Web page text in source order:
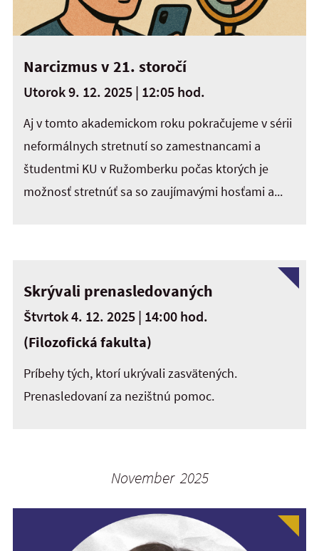
Narcizmus v 21. storočí
Utorok 9. 12. 2025 | 12:05 hod.
Aj v tomto akademickom roku pokračujeme v sérii
neformálnych stretnutí so zamestnancami a
študentmi KU v Ružomberku počas ktorých je
možnosť stretnúť sa so zaujímavými hosťami a...
Skrývali prenasledovaných
Štvrtok 4. 12. 2025 | 14:00 hod.
(Filozofická fakulta)
Príbehy tých, ktorí ukrývali zasvätených.
Prenasledovaní za nezištnú pomoc.
November 2025